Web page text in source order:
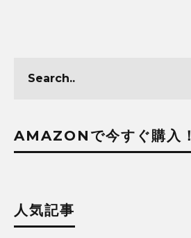
AMAZONで今すぐ購入！
人気記事